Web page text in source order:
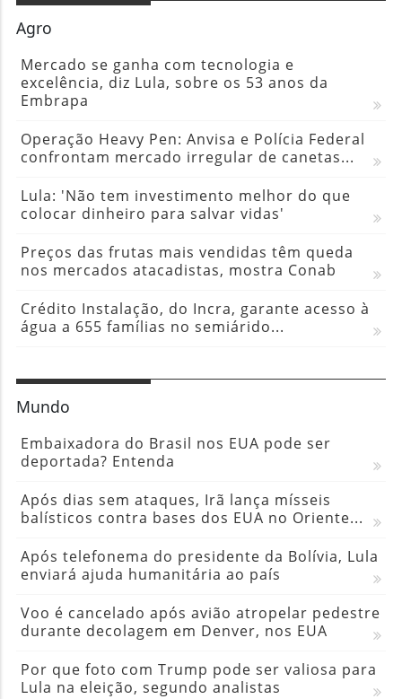
Agro
Mercado se ganha com tecnologia e
excelência, diz Lula, sobre os 53 anos da
Embrapa
Operação Heavy Pen: Anvisa e Polícia Federal
confrontam mercado irregular de canetas...
Lula: 'Não tem investimento melhor do que
colocar dinheiro para salvar vidas'
Preços das frutas mais vendidas têm queda
nos mercados atacadistas, mostra Conab
Crédito Instalação, do Incra, garante acesso à
água a 655 famílias no semiárido...
Mundo
Embaixadora do Brasil nos EUA pode ser
deportada? Entenda
Após dias sem ataques, Irã lança mísseis
balísticos contra bases dos EUA no Oriente...
Após telefonema do presidente da Bolívia, Lula
enviará ajuda humanitária ao país
Voo é cancelado após avião atropelar pedestre
durante decolagem em Denver, nos EUA
Por que foto com Trump pode ser valiosa para
Lula na eleição, segundo analistas